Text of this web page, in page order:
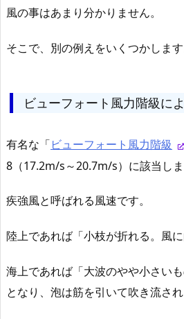
風の事はあまり分かりません。
そこで、別の例えをいくつかします
ビューフォート風力階級に
有名な「ビューフォート風力階級
8（17.2m/s～20.7m/s）に該当しま
疾強風と呼ばれる風速です。
陸上であれば「小枝が折れる。風
海上であれば「大波のやや小さい
となり、泡は筋を引いて吹き流され